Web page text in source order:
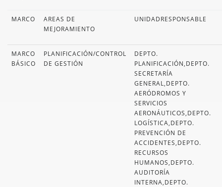
MARCO
AREAS DE
MEJORAMIENTO
UNIDADRESPONSABLE
MARCO
BÁSICO
PLANIFICACIÓN/CONTROL
DE GESTIÓN
DEPTO.
PLANIFICACIÓN,DEPTO.
SECRETARÍA
GENERAL,DEPTO.
AERÓDROMOS Y
SERVICIOS
AERONÁUTICOS,DEPTO.
LOGÍSTICA,DEPTO.
PREVENCIÓN DE
ACCIDENTES,DEPTO.
RECURSOS
HUMANOS,DEPTO.
AUDITORÍA
INTERNA,DEPTO.